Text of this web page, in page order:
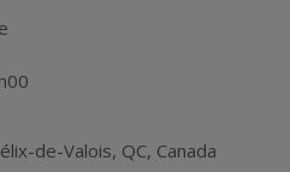
de-Valois, QC, Canada